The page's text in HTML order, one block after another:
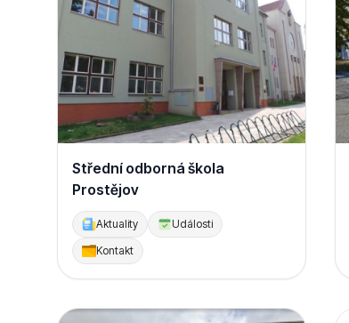
Střední odborná škola
Prostějov
Aktuality
Události
Kontakt